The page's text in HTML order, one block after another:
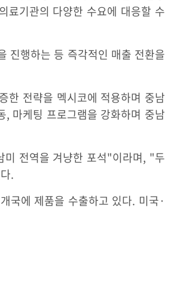
료기관의 다양한 수요에 대응할 수
진행하는 등 즉각적인 매출 전환을
한 전략을 멕시코에 적용하며 중남
마케팅 프로그램을 강화하며 중남
미 전역을 겨냥한 포석"이라며, "두
.
국에 제품을 수출하고 있다. 미국·